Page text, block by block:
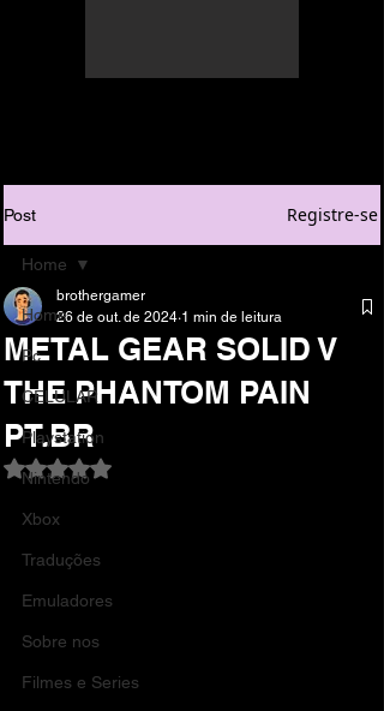
Post Registre-se
Home
Pc
CELULAR
Playstation
Nintendo
Xbox
Traduções
Emuladores
Sobre nos
Filmes e Series
Home
METAL GEAR SOLID V
THE PHANTOM PAIN
PT.BR
brothergamer
26 de out. de 2024 1 min de leitura
Avaliado com NaN de 5 estrelas.